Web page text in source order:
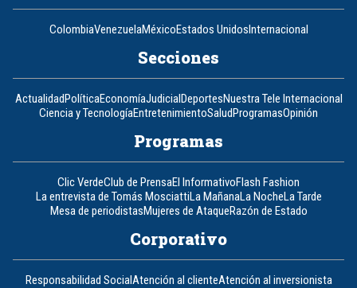
ColombiaVenezuelaMéxicoEstados Unidos Internacional
Secciones
Actualidad PolíticaEconomíaJudicial DeportesNuestra Tele Internacional
Ciencia y TecnologíaEntretenimientoSalud ProgramasOpinión
Programas
Clic VerdeClub de PrensaEl InformativoFlash Fashion
La entrevista de Tomás MosciattiLa MañanaLa NocheLa Tarde
Mesa de periodistasMujeres de AtaqueRazón de Estado
Corporativo
Responsabilidad SocialAtención al clienteAtención al inversionista